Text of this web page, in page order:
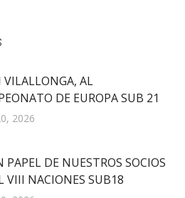
VILALLONGA, AL
DE EUROPA SUB 21
2026
PAPEL DE NUESTROS SOCIOS
VIII NACIONES SUB18